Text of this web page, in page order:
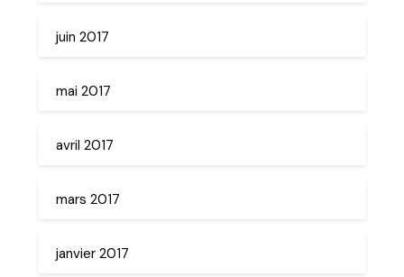
juin 2017
mai 2017
avril 2017
mars 2017
janvier 2017